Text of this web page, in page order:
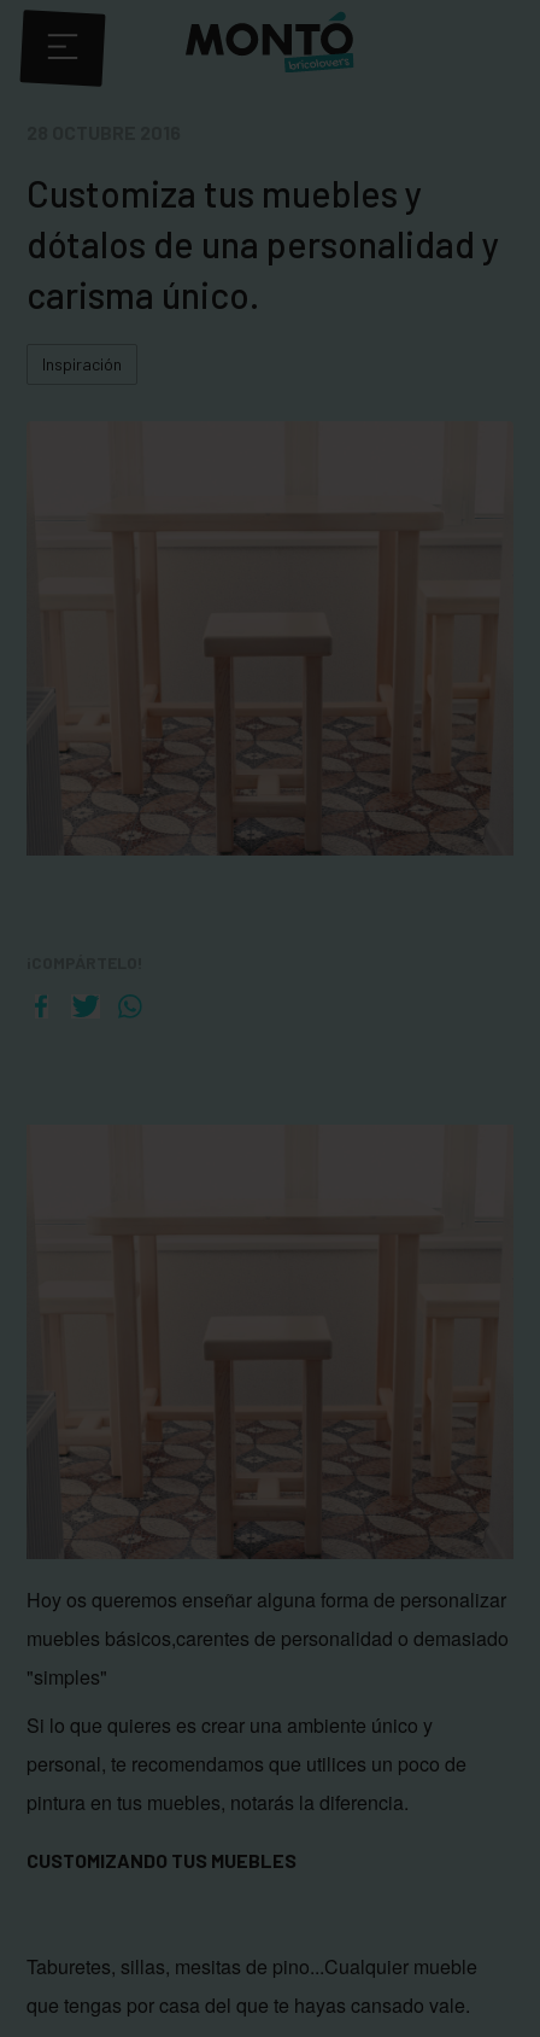
Customiza tus muebles y
dótalos de una personalidad y
carisma único.
Inspiración
Hoy os queremos enseñar alguna forma de personalizar
muebles básicos,carentes de personalidad o demasiado
"simples"
Si lo que quieres es crear una ambiente único y
personal, te recomendamos que utilices un poco de
pintura en tus muebles, notarás la diferencia.
CUSTOMIZANDO TUS MUEBLES
Taburetes, sillas, mesitas de pino...Cualquier mueble
que tengas por casa del que te hayas cansado vale.